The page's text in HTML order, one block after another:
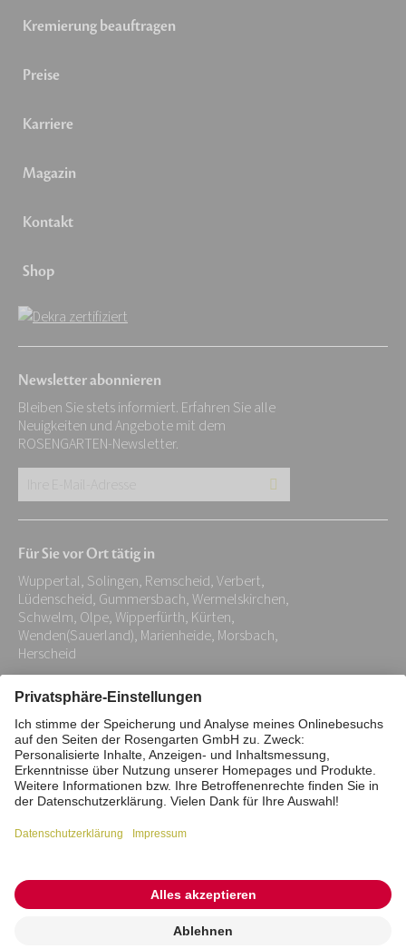
Kremierung beauftragen
Preise
Karriere
Magazin
Kontakt
Shop
Newsletter abonnieren
Bleiben Sie stets informiert. Erfahren Sie alle
Neuigkeiten und Angebote mit dem
ROSENGARTEN-Newsletter.
Adresse:
*
Für Sie vor Ort tätig in
Wuppertal, Solingen, Remscheid, Verbert,
Lüdenscheid, Gummersbach, Wermelskirchen,
Schwelm, Olpe, Wipperfürth, Kürten,
Wenden(Sauerland), Marienheide, Morsbach,
Herscheid
Impressum Datenschutz
Stiftung
Interne Meldestelle
Zahlungsmittel
Barrierefreiheitserklärung
Vertrag widerrufen
© 2026 ROSENGARTEN-Tierbestattung